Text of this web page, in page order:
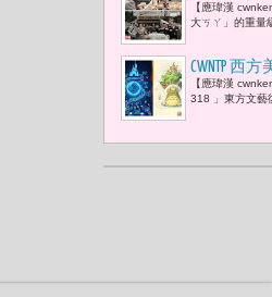
輯回歸，
【應瑋漢
大ㄎㄚ」的重量
CWNTP 西
島策略
【應瑋漢
318 」東方文藝